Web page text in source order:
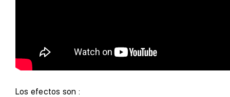
Los efectos son :